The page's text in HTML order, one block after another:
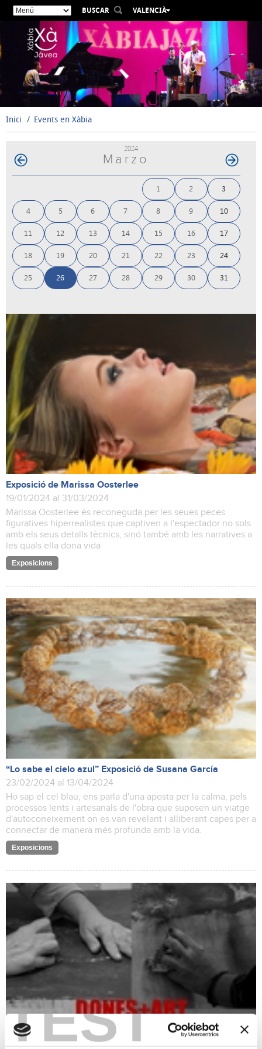
TEST
BUSCAR
VALENCIÀ
ESPAÑOL
ENGLISH
DEUTSCH
РУССКИЙ
Inici Events en Xàbia
2024
Marzo
1 2 3
4 5 6 7 8 9 10
11 12 13 14 15 16 17
18 19 20 21 22 23 24
25 26 27 28 29 30 31
Exposició de Marissa Oosterlee
19/01/2024 al 31/03/2024
Marissa Oosterlee és reconeguda per les seues peces
figuratives hiperrealistes que captiven a l'espectador no sols
amb els seus detalls tècnics, sinó també amb les narratives a
les quals ella dona vida
Exposicions
“Lo sabe el cielo azul” Exposició de Susana García
23/02/2024 al 13/04/2024
Ho sap el cel blau, ens parla d'una aposta per la calma, pels
processos lents i artesanals de l'obra que suposen un viatge
d'autoconeixement on es van revelant i alliberant capes per a
connectar de manera més profunda amb la vida.
Exposicions